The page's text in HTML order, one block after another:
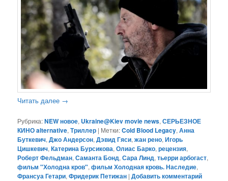
Читать далее →
Рубрика:NEW новое, Ukraine@Kiev movie news,СЕРЬЕЗНОЕ
КИНО alternative,Триллер | Метки:Cold Blood Legacy,Анна
Буткевич,Джо Андерсон,Дэвид Гяси,жан рено,Игорь
Цишкевич,Катерина Бурсикова,Олиас Барко,рецензия,
Роберт Фельдман,Саманта Бонд,Сара Линд,тьерри арбогаст,
фильм "Холодна кров",фильм Холодная кровь. Наследие,
Франсуа Гетари,Фридерик Петижан |Добавить комментарий